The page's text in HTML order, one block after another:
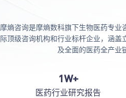
摩熵咨询是摩熵数科旗下生物医药专业
际顶级咨询机构和行业标杆企业，涵
及全面的医药全产业
1W+
医药行业研究报告